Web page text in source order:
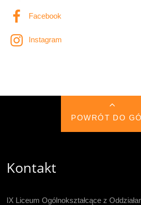
Facebook
Instagram
POWRÓT DO
Kontakt
IX Liceum Ogólnokształcące z